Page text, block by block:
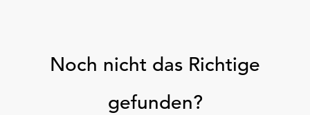
Noch nicht das Richtige
gefunden?